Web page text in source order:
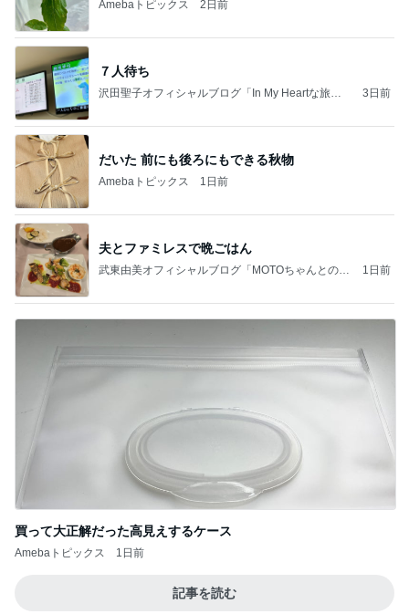
Amebaトピックス 2日前
７人待ち
沢田聖子オフィシャルブログ「In My Heartな旅日
3日前
だいた 前にも後ろにもできる秋物
Amebaトピックス 1日前
夫とファミレスで晩ごはん
武東由美オフィシャルブログ「MOTOちゃんとのは
1日前
買って大正解だった高見えするケース
Amebaトピックス 1日前
記事を読む